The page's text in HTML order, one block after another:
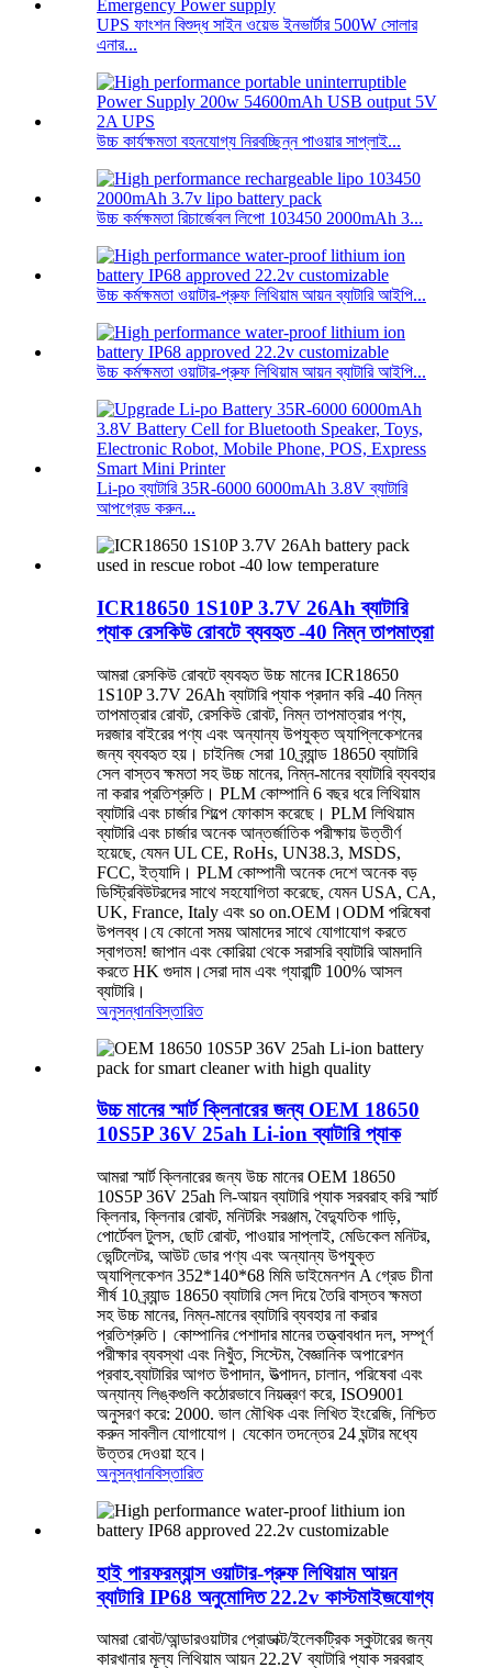
UPS ফাংশন বিশুদ্ধ সাইন ওয়েভ ইনভার্টার 500W সোলার
এনার...
উচ্চ কার্যক্ষমতা বহনযোগ্য নিরবচ্ছিন্ন পাওয়ার সাপ্লাই...
উচ্চ কর্মক্ষমতা রিচার্জেবল লিপো 103450 2000mAh 3...
উচ্চ কর্মক্ষমতা ওয়াটার-প্রুফ লিথিয়াম আয়ন ব্যাটারি আইপি...
উচ্চ কর্মক্ষমতা ওয়াটার-প্রুফ লিথিয়াম আয়ন ব্যাটারি আইপি...
Li-po ব্যাটারি 35R-6000 6000mAh 3.8V ব্যাটারি
আপগ্রেড করুন...
ICR18650 1S10P 3.7V 26Ah ব্যাটারি
প্যাক রেসকিউ রোবটে ব্যবহৃত -40 নিম্ন তাপমাত্রা
আমরা রেসকিউ রোবটে ব্যবহৃত উচ্চ মানের ICR18650
1S10P 3.7V 26Ah ব্যাটারি প্যাক প্রদান করি -40 নিম্ন
তাপমাত্রার রোবট, রেসকিউ রোবট, নিম্ন তাপমাত্রার পণ্য,
দরজার বাইরের পণ্য এবং অন্যান্য উপযুক্ত অ্যাপ্লিকেশনের
জন্য ব্যবহৃত হয়। চাইনিজ সেরা 10 ব্র্যান্ড 18650 ব্যাটারি
সেল বাস্তব ক্ষমতা সহ উচ্চ মানের, নিম্ন-মানের ব্যাটারি ব্যবহার
না করার প্রতিশ্রুতি। PLM কোম্পানি 6 বছর ধরে লিথিয়াম
ব্যাটারি এবং চার্জার শিল্পে ফোকাস করেছে। PLM লিথিয়াম
ব্যাটারি এবং চার্জার অনেক আন্তর্জাতিক পরীক্ষায় উত্তীর্ণ
হয়েছে, যেমন UL CE, RoHs, UN38.3, MSDS,
FCC, ইত্যাদি। PLM কোম্পানী অনেক দেশে অনেক বড়
ডিস্ট্রিবিউটরদের সাথে সহযোগিতা করেছে, যেমন USA, CA,
UK, France, Italy এবং so on.OEM।ODM পরিষেবা
উপলব্ধ।যে কোনো সময় আমাদের সাথে যোগাযোগ করতে
স্বাগতম! জাপান এবং কোরিয়া থেকে সরাসরি ব্যাটারি আমদানি
করতে HK গুদাম।সেরা দাম এবং গ্যারান্টি 100% আসল
ব্যাটারি।
অনুসন্ধানবিস্তারিত
উচ্চ মানের স্মার্ট ক্লিনারের জন্য OEM 18650
10S5P 36V 25ah Li-ion ব্যাটারি প্যাক
আমরা স্মার্ট ক্লিনারের জন্য উচ্চ মানের OEM 18650
10S5P 36V 25ah লি-আয়ন ব্যাটারি প্যাক সরবরাহ করি স্মার্ট
ক্লিনার, ক্লিনার রোবট, মনিটরিং সরঞ্জাম, বৈদ্যুতিক গাড়ি,
পোর্টেবল টুলস, ছোট রোবট, পাওয়ার সাপ্লাই, মেডিকেল মনিটর,
ভেন্টিলেটর, আউট ডোর পণ্য এবং অন্যান্য উপযুক্ত
অ্যাপ্লিকেশন 352*140*68 মিমি ডাইমেনশন A গ্রেড চীনা
শীর্ষ 10 ব্র্যান্ড 18650 ব্যাটারি সেল দিয়ে তৈরি বাস্তব ক্ষমতা
সহ উচ্চ মানের, নিম্ন-মানের ব্যাটারি ব্যবহার না করার
প্রতিশ্রুতি। কোম্পানির পেশাদার মানের তত্ত্বাবধান দল, সম্পূর্ণ
পরীক্ষার ব্যবস্থা এবং নিখুঁত, সিস্টেম, বৈজ্ঞানিক অপারেশন
প্রবাহ.ব্যাটারির আগত উপাদান, উত্পাদন, চালান, পরিষেবা এবং
অন্যান্য লিঙ্কগুলি কঠোরভাবে নিয়ন্ত্রণ করে, ISO9001
অনুসরণ করে: 2000. ভাল মৌখিক এবং লিখিত ইংরেজি, নিশ্চিত
করুন সাবলীল যোগাযোগ। যেকোন তদন্তের 24 ঘন্টার মধ্যে
উত্তর দেওয়া হবে।
অনুসন্ধানবিস্তারিত
হাই পারফরম্যান্স ওয়াটার-প্রুফ লিথিয়াম আয়ন
ব্যাটারি IP68 অনুমোদিত 22.2v কাস্টমাইজযোগ্য
আমরা রোবট/আন্ডারওয়াটার প্রোডাক্ট/ইলেকট্রিক স্কুটারের জন্য
কারখানার মূল্য লিথিয়াম আয়ন 22.2V ব্যাটারি প্যাক সরবরাহ